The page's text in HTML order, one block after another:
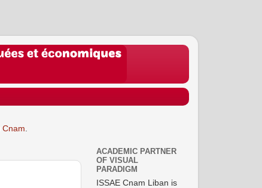
Cnam
ACADEMIC PARTNER
OF VISUAL
PARADIGM
ISSAE Cnam Liban is